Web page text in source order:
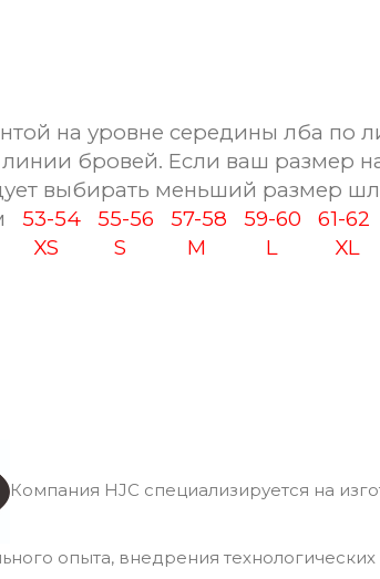
на уровне середины лба по
бровей. Если ваш размер
выбирать меньший размер
53-54 55-56 57-58 59-60 61-62
XS S M L XL
Компания HJC специализируется на
опыта, внедрения